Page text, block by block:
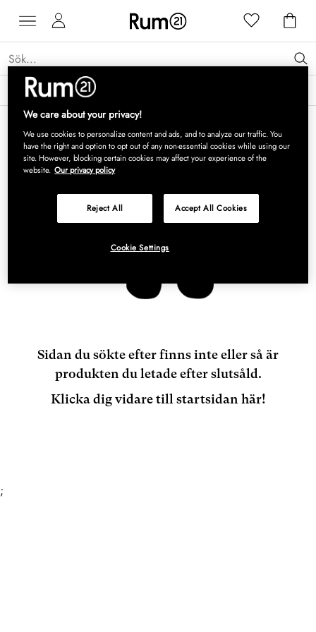
Få 15 % rabatt på Grythyttan Stålmöbler* →
Sidan du sökte efter finns inte eller så är
produkten du letade efter slutsåld.
Klicka dig vidare till startsidan här!
;
We care about your privacy!
We use cookies to personalize content and ads, and to analyze our traffic. You
have the right and option to opt out of any non-essential cookies while using our
site. However, blocking certain cookies may affect your experience of the
website. Our privacy policy
Reject All Accept All Cookies
Cookie Settings